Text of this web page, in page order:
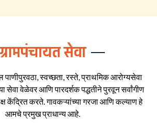
सेवा
पाणीपुरवठा, स्वच्छता, रस्ते, प्राथमिक आरोग्यसेवा
सेवा वेळेवर आणि पारदर्शक पद्धतीने पुरवून सर्वांगीण
केंद्रित करते. गावकऱ्यांच्या गरजा आणि कल्याण हे
आमचे प्रमुख प्राधान्य आहे.